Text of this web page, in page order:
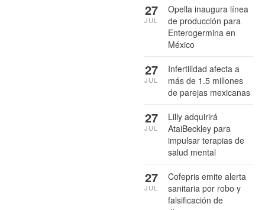
Opella inaugura línea
de producción para
Enterogermina en
México
27
JUL
Infertilidad afecta a
más de 1.5 millones
de parejas mexicanas
27
JUL
Lilly adquirirá
AtaiBeckley para
impulsar terapias de
salud mental
27
JUL
Cofepris emite alerta
sanitaria por robo y
falsificación de
27
JUL